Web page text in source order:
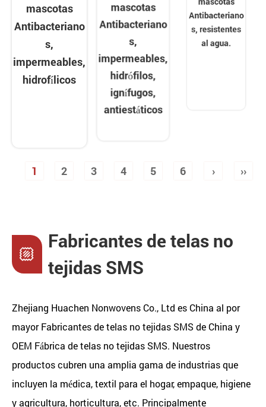
mascotas
Antibacteriano
s,
impermeables,
hidrofílicos
mascotas
Antibacteriano
s,
impermeables,
hidrófilos,
ignífugos,
antiestáticos
mascotas
Antibacteriano
s, resistentes
1 2 3 4 5 6 › ››
Fabricantes de telas no
tejidas SMS
Zhejiang Huachen Nonwovens Co., Ltd es China al por
mayor Fabricantes de telas no tejidas SMS de China y
OEM Fábrica de telas no tejidas SMS. Nuestros
productos cubren una amplia gama de industrias que
incluyen la médica, textil para el hogar, empaque, higiene
y agricultura, horticultura, etc. Principalmente